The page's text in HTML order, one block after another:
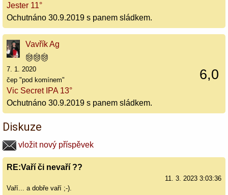
Jester 11°
Ochutnáno 30.9.2019 s panem sládkem.
Vavřík Ag
6,0
7. 1. 2020
čep "pod komínem"
Vic Secret IPA 13°
Ochutnáno 30.9.2019 s panem sládkem.
Diskuze
vložit nový příspěvek
RE:Vaří či nevaří ??
11. 3. 2023 3:03:36
Vaří... a dobře vaří ;-).